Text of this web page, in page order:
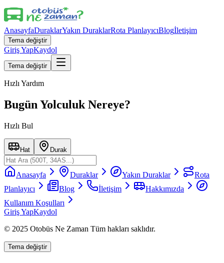
AnasayfaDuraklarYakın DuraklarRota PlanlayıcıBlogİletişim
Tema değiştir
Giriş YapKaydol
Tema değiştir
Hızlı Yardım
Bugün Yolculuk Nereye?
Hızlı Bul
Hat Durak
Anasayfa Duraklar Yakın Duraklar
Rota
Planlayıcı
Blog İletişim
Hakkımızda
Kullanım Koşulları
Giriş YapKaydol
© 2025 Otobüs Ne Zaman Tüm hakları saklıdır.
Tema değiştir